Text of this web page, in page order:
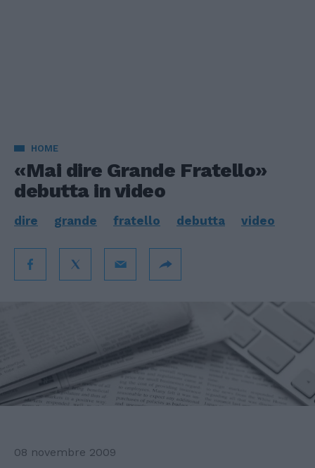
HOME
«Mai dire Grande Fratello»
debutta in video
dire grande fratello debutta video
08 novembre 2009